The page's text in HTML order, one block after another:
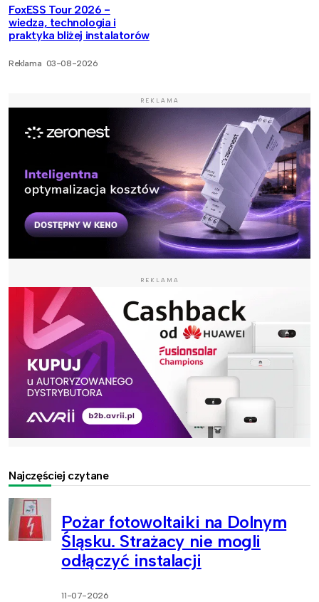
FoxESS Tour 2026 -
wiedza, technologia i
praktyka bliżej instalatorów
Reklama 03-08-2026
REKLAMA
REKLAMA
Najczęściej czytane
Pożar fotowoltaiki na Dolnym
Śląsku. Strażacy nie mogli
odłączyć instalacji
11-07-2026